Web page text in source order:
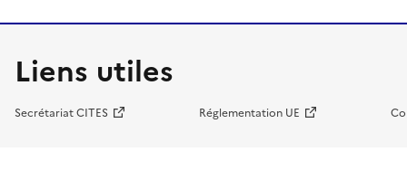
Liens utiles
Secrétariat CITES Réglementation UE